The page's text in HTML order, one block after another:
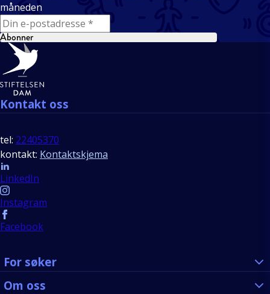
måneden
E-mail
Abonner
Bunntekst
Kontakt oss
tel: 22405370
kontakt: Kontaktskjema
Follow us
LinkedIn
Instagram
Facebook
For søker
Om oss